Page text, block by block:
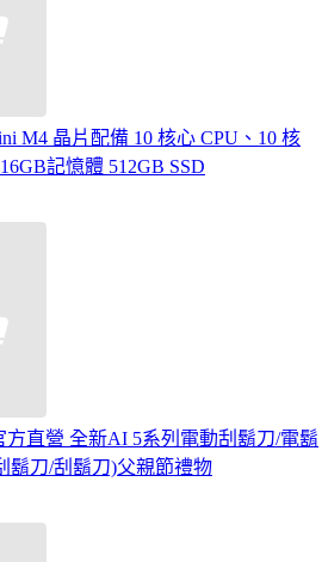
M4 晶片配備 10 核心 CPU、10 核
記憶體 512GB SSD
方直營 全新AI 5系列電動刮鬍刀/電鬍
鬍刀/刮鬍刀)父親節禮物